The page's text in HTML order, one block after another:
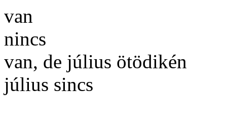
van
nincs
van, de július ötödikén
július sincs